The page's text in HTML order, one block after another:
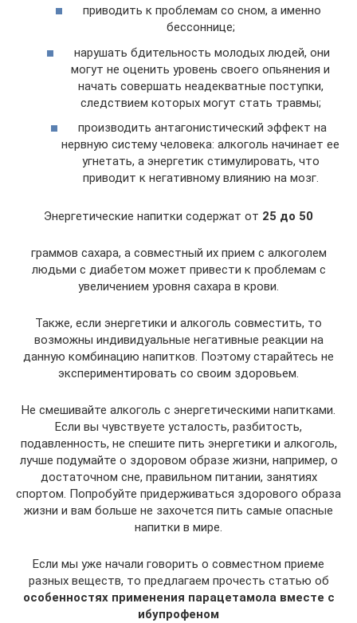
приводить к проблемам со сном, а именно
бессоннице;
нарушать бдительность молодых людей, они
могут не оценить уровень своего опьянения и
начать совершать неадекватные поступки,
следствием которых могут стать травмы;
производить антагонистический эффект на
нервную систему человека: алкоголь начинает ее
угнетать, а энергетик стимулировать, что
приводит к негативному влиянию на мозг.
Энергетические напитки содержат от 25 до 50
граммов сахара, а совместный их прием с алкоголем
людьми с диабетом может привести к проблемам с
увеличением уровня сахара в крови.
Также, если энергетики и алкоголь совместить, то
возможны индивидуальные негативные реакции на
данную комбинацию напитков. Поэтому старайтесь не
экспериментировать со своим здоровьем.
Не смешивайте алкоголь с энергетическими напитками.
Если вы чувствуете усталость, разбитость,
подавленность, не спешите пить энергетики и алкоголь,
лучше подумайте о здоровом образе жизни, например, о
достаточном сне, правильном питании, занятиях
спортом. Попробуйте придерживаться здорового образа
жизни и вам больше не захочется пить самые опасные
напитки в мире.
Если мы уже начали говорить о совместном приеме
разных веществ, то предлагаем прочесть статью об
особенностях применения парацетамола вместе с
ибупрофеном